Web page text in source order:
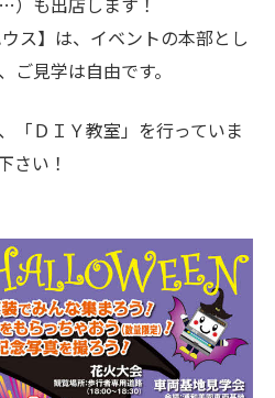
ス】は、イベントの本部とし
ご見学は自由です。
「ＤＩＹ教室」を行っていま
さい！